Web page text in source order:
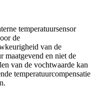
temperatuursensor
de
van de
maatgevend en niet de
van de vochtwaarde kan
temperatuurcompensatie